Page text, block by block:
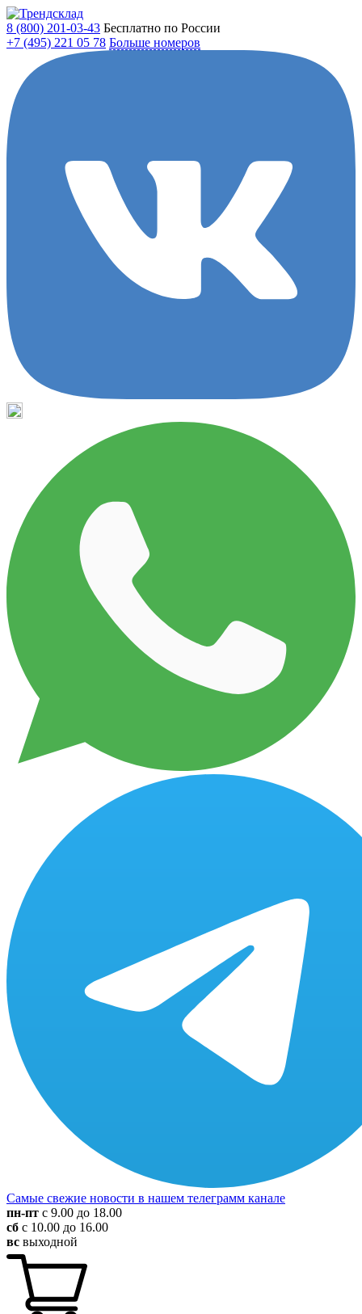
8 (800) 201-03-43 Бесплатно по России
+7 (495) 221 05 78 Больше номеров
Самые свежие новости в нашем телеграмм канале
пн-пт с 9.00 до 18.00
сб с 10.00 до 16.00
вс выходной